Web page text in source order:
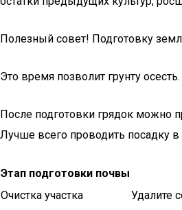
Полезный совет! Подготовку
Это время позволит грунту
После подготовки грядок можно
Лучше всего проводить посадку
Этап подготовки почвы
Очистка участка
Удалите